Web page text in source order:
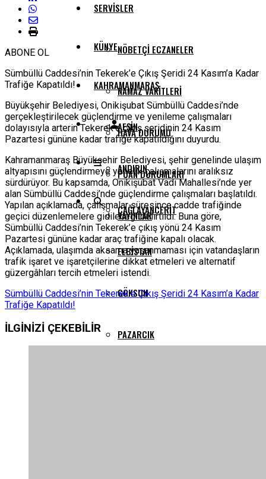
SERVISLER
NÖBETÇI ECZANELER
NAMAZ VAKITLERI
HAVA DURUMU
PUAN DURUMLARI
YAYINLAR
KÜNYE
KAHRAMANMARAŞ
AFŞIN
ANDIRIN
ÇAĞLAYANCERIT
ELBISTAN
GÖKSUN
PAZARCIK
ABONE OL
Sümbüllü Caddesi’nin Tekerek’e Çıkış Şeridi 24 Kasım’a Kadar
Trafiğe Kapatıldı!
Büyükşehir Belediyesi, Onikişubat Sümbüllü Caddesi’nde
gerçekleştirilecek güçlendirme ve yenileme çalışmaları
dolayısıyla arterin Tekerek’e çıkış şeridinin 24 Kasım
Pazartesi gününe kadar trafiğe kapatıldığını duyurdu.
Kahramanmaraş Büyükşehir Belediyesi, şehir genelinde ulaşım
altyapısını güçlendirmeye yönelik çalışmalarını aralıksız
sürdürüyor. Bu kapsamda, Onikişubat Vadi Mahallesi’nde yer
alan Sümbüllü Caddesi’nde güçlendirme çalışmaları başlatıldı.
Yapılan açıklamada, çalışmalar süresince cadde trafiğinde
geçici düzenlemelere gidileceği belirtildi. Buna göre,
Sümbüllü Caddesi’nin Tekerek’e çıkış yönü 24 Kasım
Pazartesi gününe kadar araç trafiğine kapalı olacak.
Açıklamada, ulaşımda aksama yaşanmaması için vatandaşların
trafik işaret ve işaretçilerine dikkat etmeleri ve alternatif
güzergâhları tercih etmeleri istendi.
Sümbüllü Caddesi’nin Tekerek’e Çıkış Şeridi 24 Kasım’a Kadar
Trafiğe Kapatıldı!
İLGİNİZİ ÇEKEBİLİR